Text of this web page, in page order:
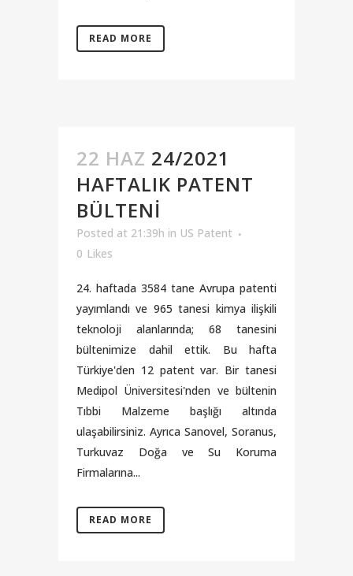
READ MORE
22 HAZ 24/2021
HAFTALIK PATENT
BÜLTENI
Posted at 21:39h in US Patent
0 Likes
24. haftada 3584 tane Avrupa patenti
yayımlandı ve 965 tanesi kimya ilişkili
teknoloji alanlarında; 68 tanesini
bültenimize dahil ettik. Bu hafta
Türkiye'den 12 patent var. Bir tanesi
Medipol Üniversitesi'nden ve bültenin
Tıbbi Malzeme başlığı altında
ulaşabilirsiniz. Ayrıca Sanovel, Soranus,
Turkuvaz Doğa ve Su Koruma
Firmalarına...
READ MORE